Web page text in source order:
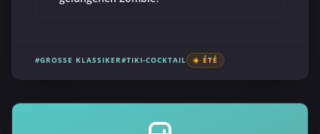
#GROSSE KLASSIKER #TIKI-COCKTAIL ☀️ ÉTÉ